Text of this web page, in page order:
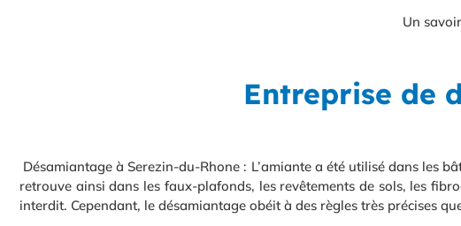
Un
Entreprise de
Désamiantage à Serezin-du-Rhone : L’amiante a été utilisé dans les
retrouve ainsi dans les faux-plafonds, les revêtements de sols, les
interdit. Cependant, le désamiantage obéit à des règles très précises